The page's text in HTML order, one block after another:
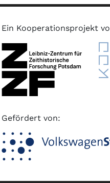
Ein Kooperationsprojekt
Gefördert von: